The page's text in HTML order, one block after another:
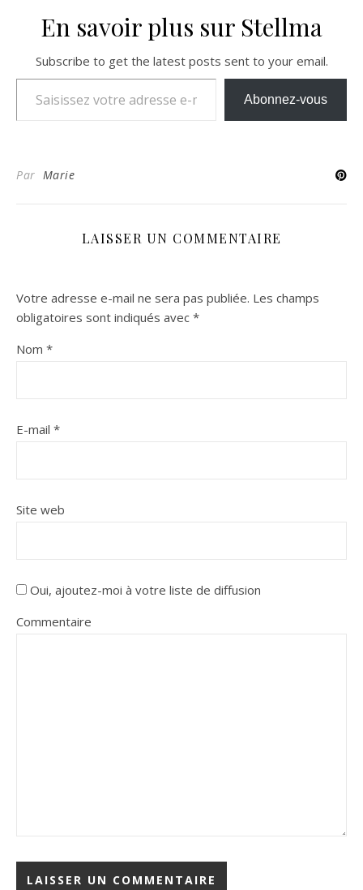
En savoir plus sur Stellma
Subscribe to get the latest posts sent to your email.
Saisissez votre adresse e-mail…
Abonnez-vous
Par Marie
LAISSER UN COMMENTAIRE
Votre adresse e-mail ne sera pas publiée. Les champs
obligatoires sont indiqués avec *
Nom *
E-mail *
Site web
Oui, ajoutez-moi à votre liste de diffusion
Commentaire